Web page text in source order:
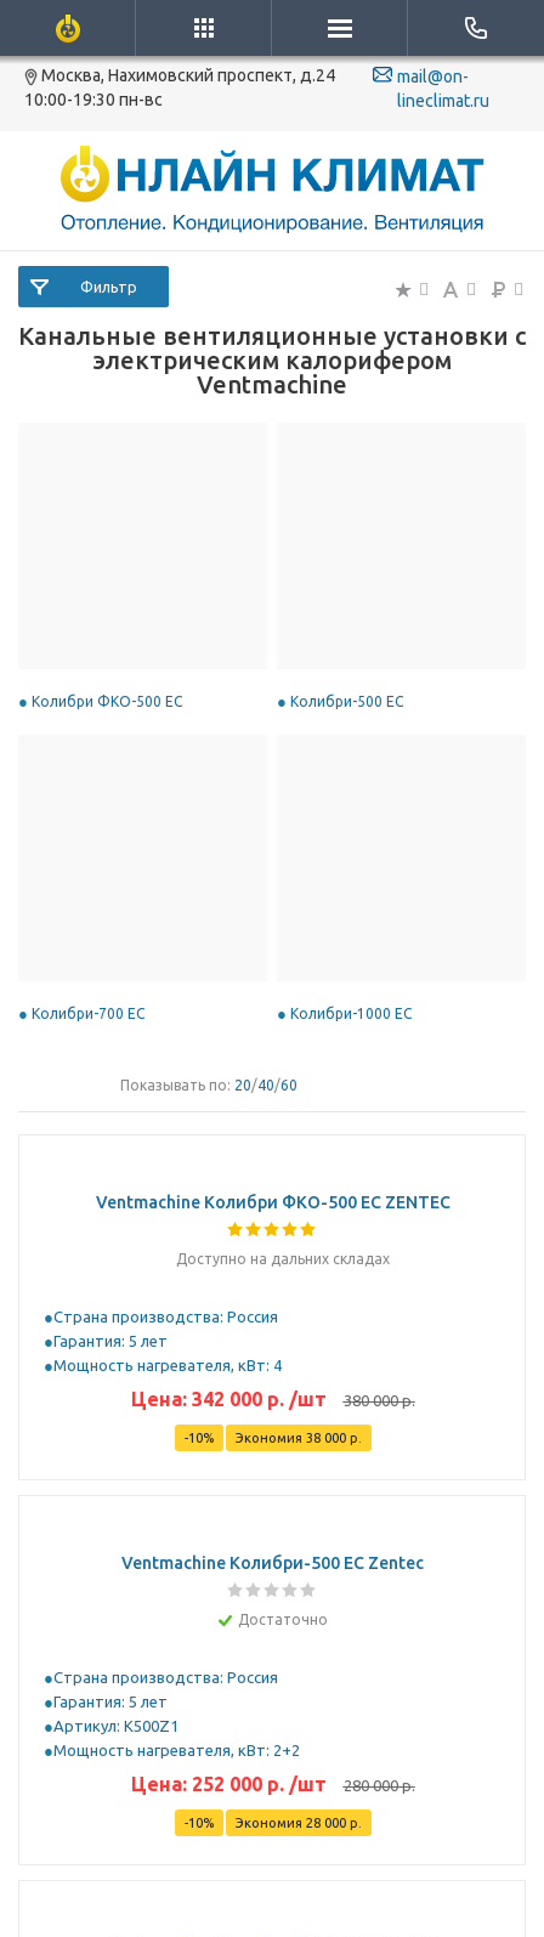
Москва, Нахимовский проспект, д.24
10:00-19:30 пн-вс
mail@on-
lineclimat.ru
Канальные вентиляционные установки с
электрическим калорифером
Ventmachine
Колибри ФКО-500 EC Колибри-500 EC
Колибри-700 EC Колибри-1000 EC
Фильтр
Показывать по: 20/40/60
Ventmachine Колибри ФКО-500 EC ZENTEC
Доступно на дальних складах
Страна производства: Россия
Гарантия: 5 лет
Мощность нагревателя, кВт: 4
Цена: 342 000р. /шт 380 000р.
-10% Экономия 38 000р.
Ventmachine Колибри-500 EC Zentec
Достаточно
Страна производства: Россия
Гарантия: 5 лет
Артикул: K500Z1
Мощность нагревателя, кВт: 2+2
Цена: 252 000р. /шт 280 000р.
-10% Экономия 28 000р.